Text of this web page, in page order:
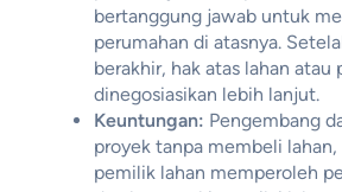
bertanggung jawab untuk
perumahan di atasnya.
berakhir, hak atas lahan atau
dinegosiasikan lebih lanjut.
Keuntungan: Pengembang
proyek tanpa membeli
pemilik lahan memperoleh